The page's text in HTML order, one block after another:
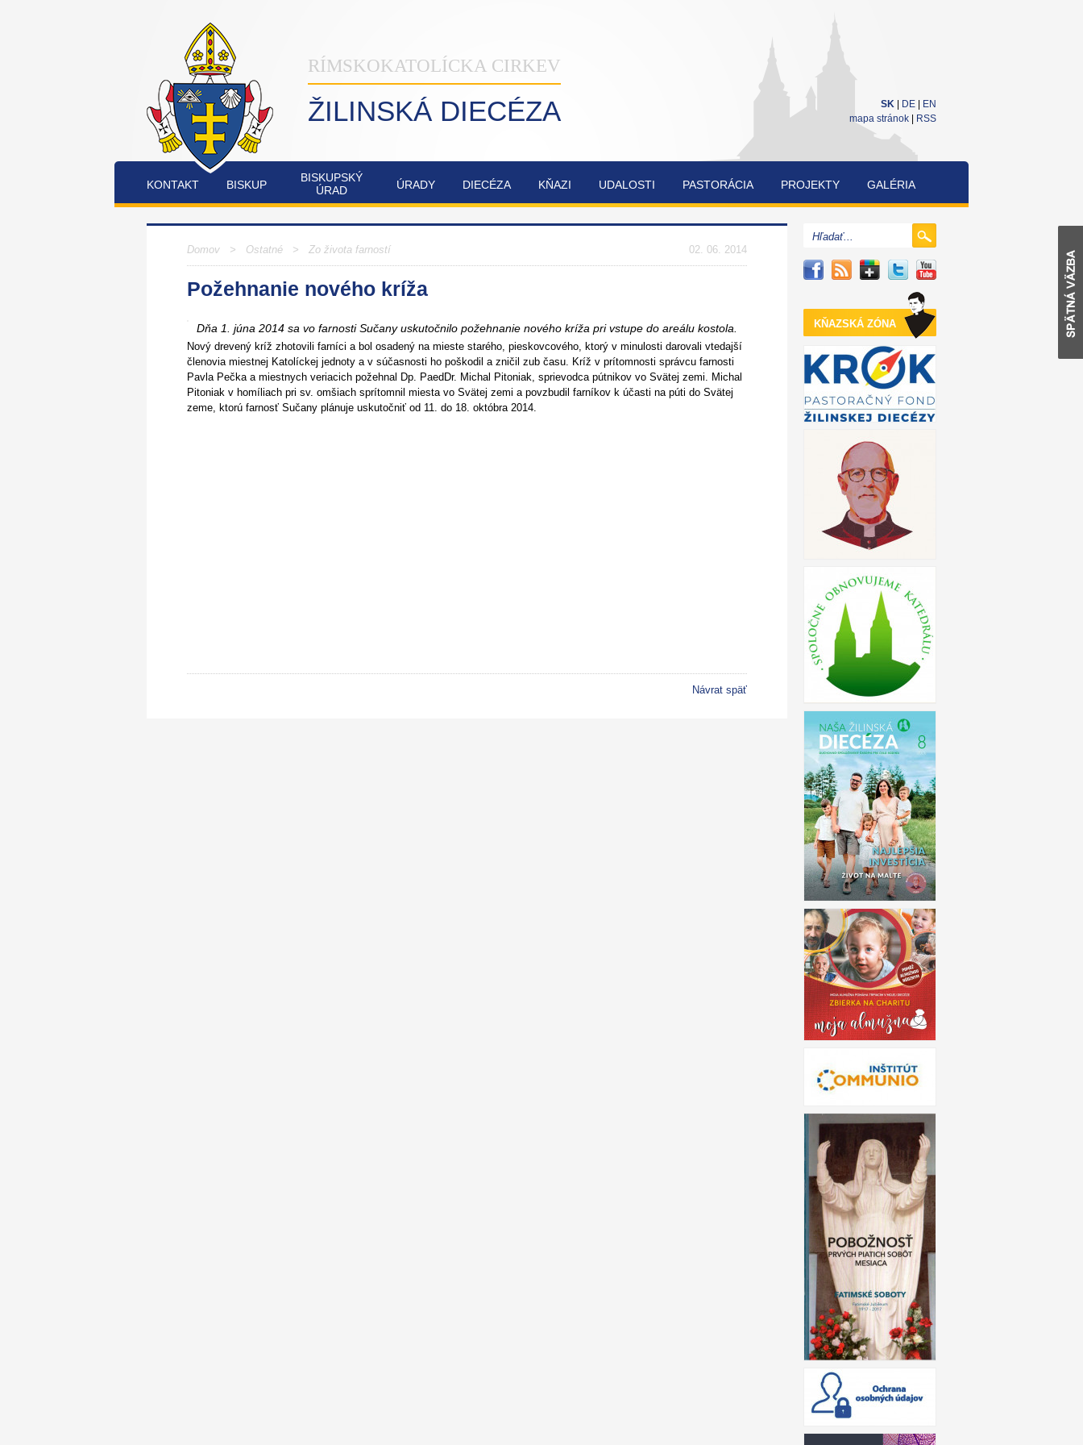
SK DE
EN
mapa stránok
RSS
RÍMSKOKATOLÍCKA CIRKEV
ŽILINSKÁ DIECÉZA
KONTAKT BISKUP
BISKUPSKÝ
ÚRAD
ÚRADY DIECÉZA KŇAZI UDALOSTI PASTORÁCIA PROJEKTY GALÉRIA
INŠTITÚT
NAŠA
OBNOVA
TROJICE
SYNODA
CUKRÁRENSKÁ
SÚŤAŽ
FATIMSKÉ
RAJECKEJ
LESNEJ
JUBILEJNÝ
KŇAZSKÁ ZÓNA
02. 06. 2014
Domov > Ostatné > Zo života farností
Požehnanie nového kríža
Dňa 1. júna 2014 sa vo farnosti Sučany uskutočnilo požehnanie nového kríža pri vstupe do areálu kostola.
Nový drevený kríž zhotovili farníci a bol osadený na mieste starého, pieskovcového, ktorý v minulosti darovali vtedajší
členovia miestnej Katolíckej jednoty a v súčasnosti ho poškodil a zničil zub času. Kríž v prítomnosti správcu farnosti
Pavla Pečka a miestnych veriacich požehnal Dp. PaedDr. Michal Pitoniak, sprievodca pútnikov vo Svätej zemi. Michal
Pitoniak v homíliach pri sv. omšiach sprítomnil miesta vo Svätej zemi a povzbudil farníkov k účasti na púti do Svätej
zeme, ktorú farnosť Sučany plánuje uskutočniť od 11. do 18. októbra 2014.
Návrat späť